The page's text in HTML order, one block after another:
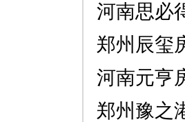
河南思必
郑州辰玺
河南元亨
郑州豫之